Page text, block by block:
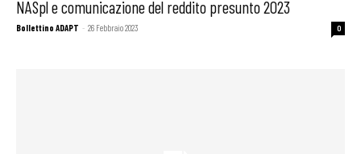
NASpl e comunicazione del reddito presunto 2023
Bollettino ADAPT - 26 Febbraio 2023 0